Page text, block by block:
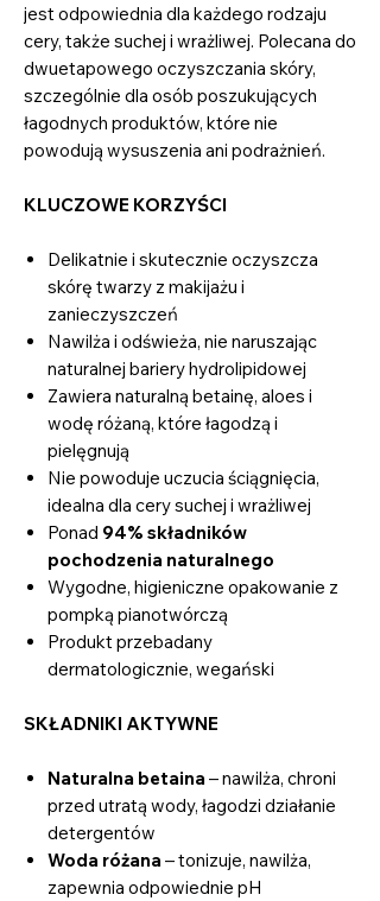
jest odpowiednia dla każdego rodzaju
cery, także suchej i wrażliwej. Polecana do
dwuetapowego oczyszczania skóry,
szczególnie dla osób poszukujących
łagodnych produktów, które nie
powodują wysuszenia ani podrażnień.
KLUCZOWE KORZYŚCI
Delikatnie i skutecznie oczyszcza
skórę twarzy z makijażu i
zanieczyszczeń
Nawilża i odświeża, nie naruszając
naturalnej bariery hydrolipidowej
Zawiera naturalną betainę, aloes i
wodę różaną, które łagodzą i
pielęgnują
Nie powoduje uczucia ściągnięcia,
idealna dla cery suchej i wrażliwej
Ponad 94% składników
pochodzenia naturalnego
Wygodne, higieniczne opakowanie z
pompką pianotwórczą
Produkt przebadany
dermatologicznie, wegański
SKŁADNIKI AKTYWNE
Naturalna betaina – nawilża, chroni
przed utratą wody, łagodzi działanie
detergentów
Woda różana – tonizuje, nawilża,
zapewnia odpowiednie pH